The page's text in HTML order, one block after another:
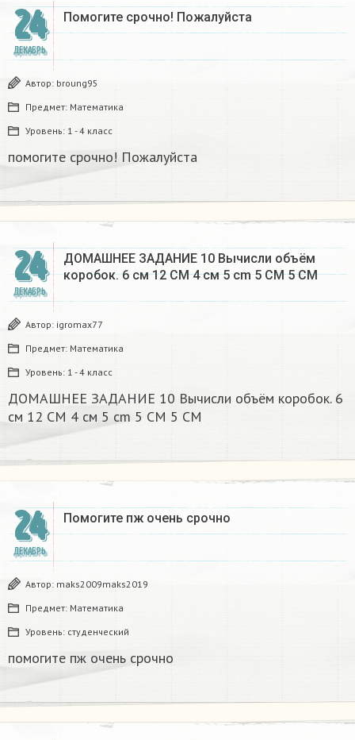
24
ДЕКАБРЬ
Помогите срочно! Пожалуйста
Автор: broung95
Предмет: Математика
Уровень: 1 - 4 класс
помогите срочно! Пожалуйста
24
ДЕКАБРЬ
ДОМАШНЕЕ ЗАДАНИЕ 10 Вычисли объём
коробок. 6 см 12 CM 4 см 5 cm 5 CM 5 CM​
Автор: igromax77
Предмет: Математика
Уровень: 1 - 4 класс
ДОМАШНЕЕ ЗАДАНИЕ 10 Вычисли объём коробок. 6
см 12 CM 4 см 5 cm 5 CM 5 CM​
24
ДЕКАБРЬ
Помогите пж очень срочно​
Автор: maks2009maks2019
Предмет: Математика
Уровень: студенческий
помогите пж очень срочно​